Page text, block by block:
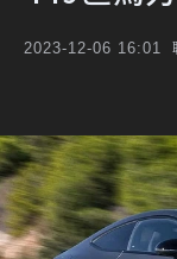
2023-12-06 16:01